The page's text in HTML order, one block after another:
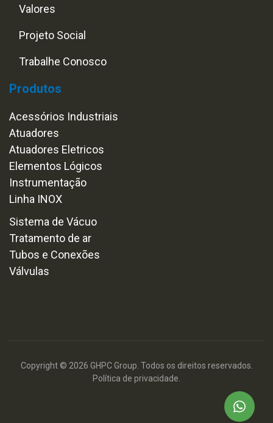
Valores
Projeto Social
Trabalhe Conosco
Produtos
Acessórios Industriais
Atuadores
Atuadores Eletricos
Elementos Lógicos
Instrumentação
Linha INOX
Sistema de Vácuo
Tratamento de ar
Tubos e Conexões
Válvulas
Copyright © 2026 GHPC Group. Todos os direitos reservados.
Política de privacidade.